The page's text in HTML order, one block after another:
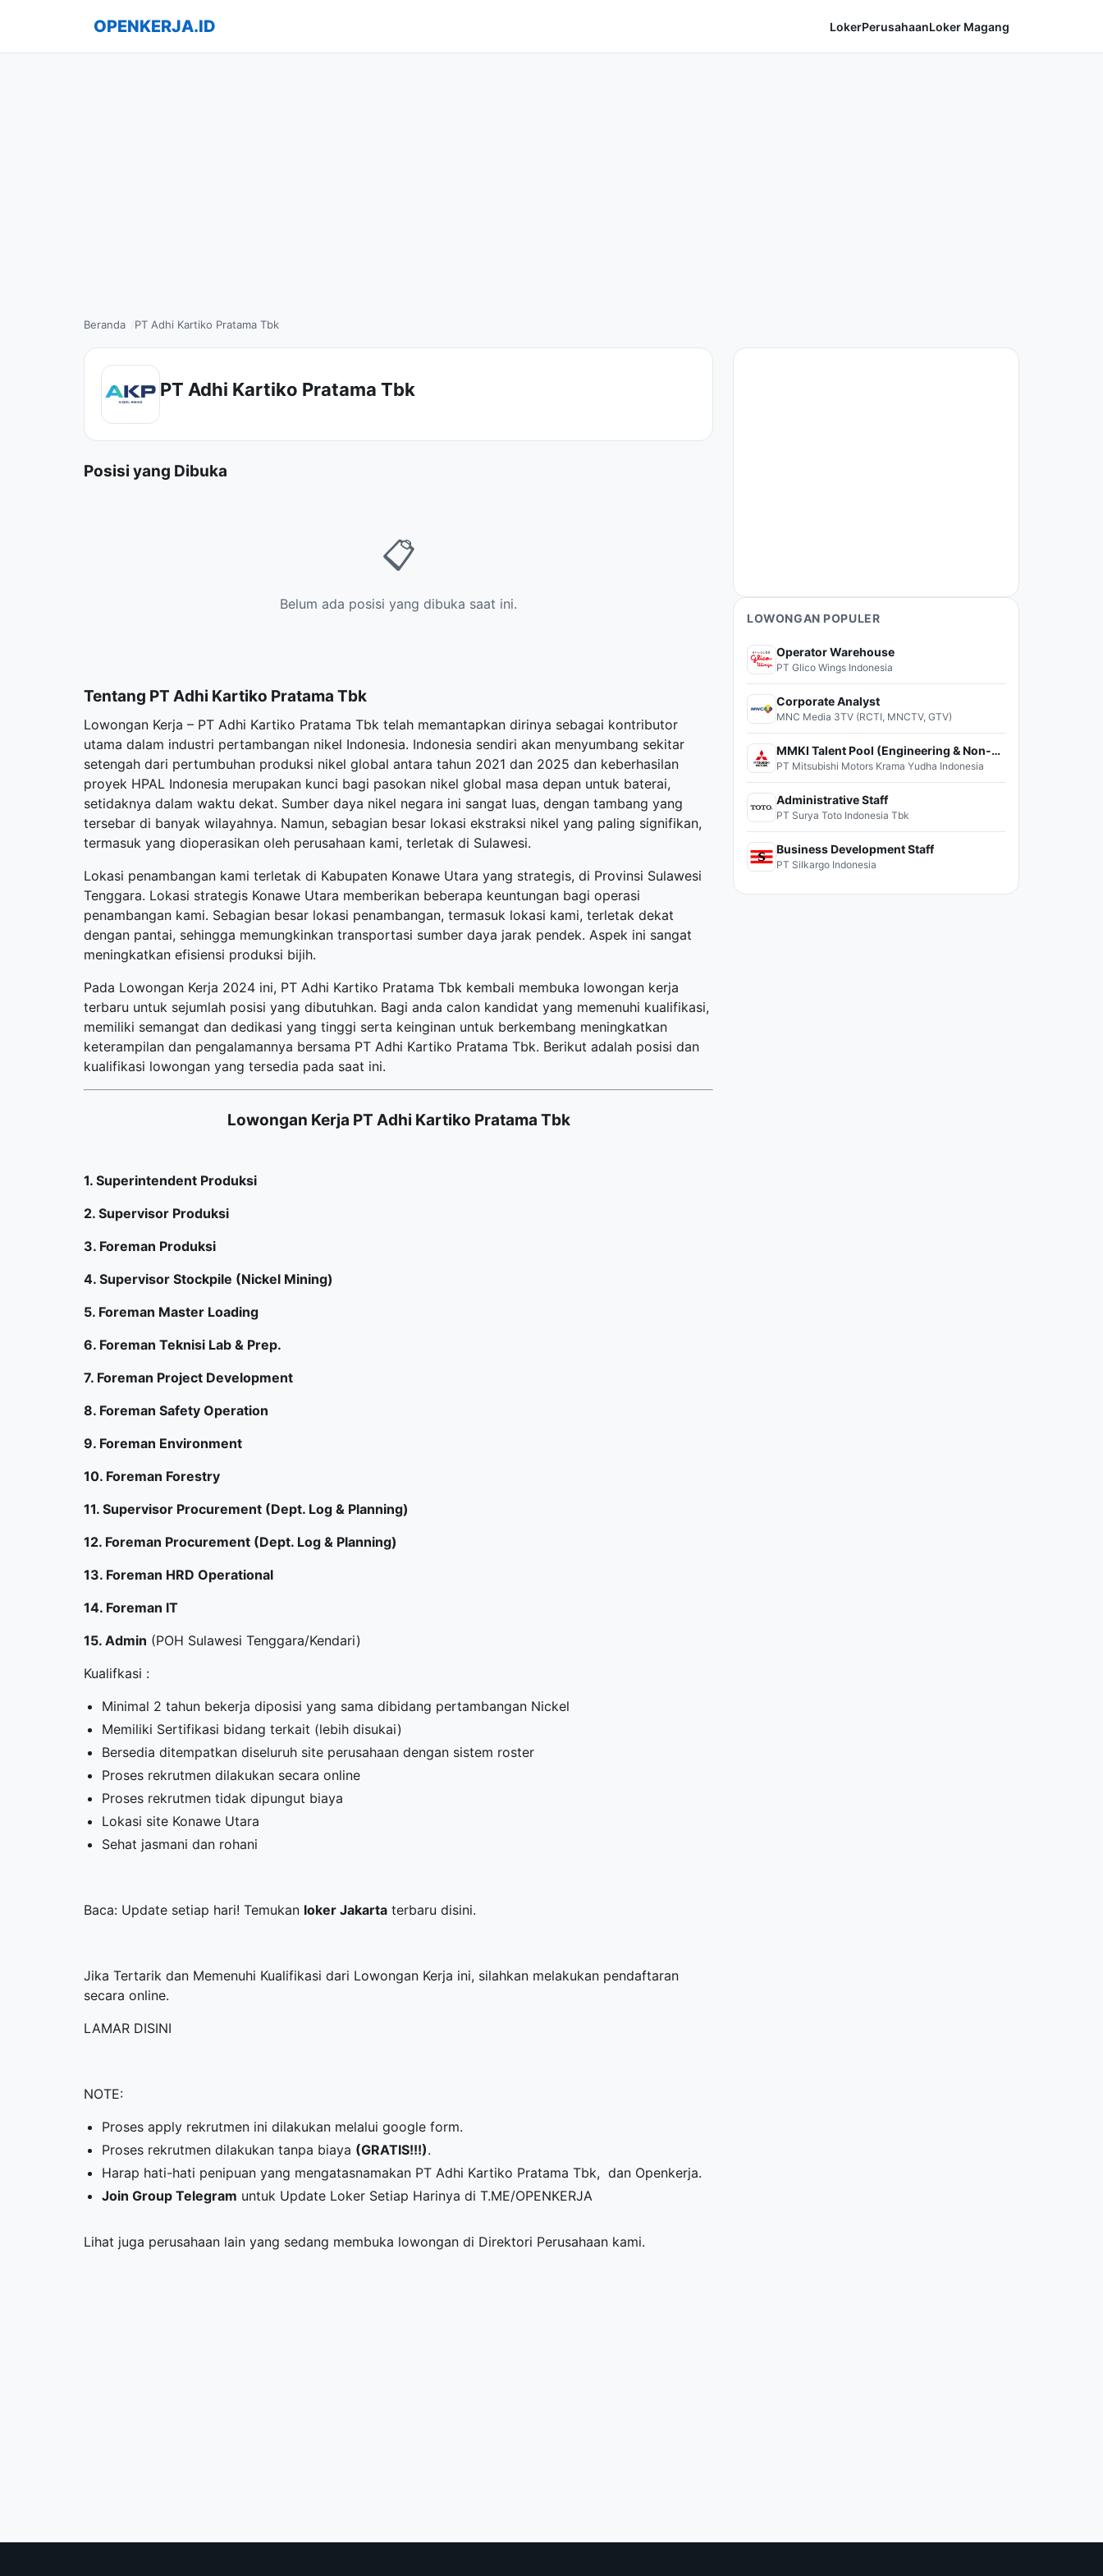
OPENKERJA.ID LokerPerusahaanLoker Magang
Beranda PT Adhi Kartiko Pratama Tbk
PT Adhi Kartiko Pratama Tbk
Posisi yang Dibuka
📋
Belum ada posisi yang dibuka saat ini.
Tentang PT Adhi Kartiko Pratama Tbk
Lowongan Kerja – PT Adhi Kartiko Pratama Tbk telah memantapkan dirinya sebagai kontributor
utama dalam industri pertambangan nikel Indonesia. Indonesia sendiri akan menyumbang sekitar
setengah dari pertumbuhan produksi nikel global antara tahun 2021 dan 2025 dan keberhasilan
proyek HPAL Indonesia merupakan kunci bagi pasokan nikel global masa depan untuk baterai,
setidaknya dalam waktu dekat. Sumber daya nikel negara ini sangat luas, dengan tambang yang
tersebar di banyak wilayahnya. Namun, sebagian besar lokasi ekstraksi nikel yang paling signifikan,
termasuk yang dioperasikan oleh perusahaan kami, terletak di Sulawesi.
Lokasi penambangan kami terletak di Kabupaten Konawe Utara yang strategis, di Provinsi Sulawesi
Tenggara. Lokasi strategis Konawe Utara memberikan beberapa keuntungan bagi operasi
penambangan kami. Sebagian besar lokasi penambangan, termasuk lokasi kami, terletak dekat
dengan pantai, sehingga memungkinkan transportasi sumber daya jarak pendek. Aspek ini sangat
meningkatkan efisiensi produksi bijih.
Pada Lowongan Kerja 2024 ini, PT Adhi Kartiko Pratama Tbk kembali membuka lowongan kerja
terbaru untuk sejumlah posisi yang dibutuhkan. Bagi anda calon kandidat yang memenuhi kualifikasi,
memiliki semangat dan dedikasi yang tinggi serta keinginan untuk berkembang meningkatkan
keterampilan dan pengalamannya bersama PT Adhi Kartiko Pratama Tbk. Berikut adalah posisi dan
kualifikasi lowongan yang tersedia pada saat ini.
Lowongan Kerja PT Adhi Kartiko Pratama Tbk
1. Superintendent Produksi
2. Supervisor Produksi
3. Foreman Produksi
4. Supervisor Stockpile (Nickel Mining)
5. Foreman Master Loading
6. Foreman Teknisi Lab & Prep.
7. Foreman Project Development
8. Foreman Safety Operation
9. Foreman Environment
10. Foreman Forestry
11. Supervisor Procurement (Dept. Log & Planning)
12. Foreman Procurement (Dept. Log & Planning)
13. Foreman HRD Operational
14. Foreman IT
15. Admin (POH Sulawesi Tenggara/Kendari)
Kualifkasi :
Minimal 2 tahun bekerja diposisi yang sama dibidang pertambangan Nickel
Memiliki Sertifikasi bidang terkait (lebih disukai)
Bersedia ditempatkan diseluruh site perusahaan dengan sistem roster
Proses rekrutmen dilakukan secara online
Proses rekrutmen tidak dipungut biaya
Lokasi site Konawe Utara
Sehat jasmani dan rohani
Baca: Update setiap hari! Temukan loker Jakarta terbaru disini.
Jika Tertarik dan Memenuhi Kualifikasi dari Lowongan Kerja ini, silahkan melakukan pendaftaran
secara online.
LAMAR DISINI
NOTE:
Proses apply rekrutmen ini dilakukan melalui google form.
Proses rekrutmen dilakukan tanpa biaya (GRATIS!!!).
Harap hati-hati penipuan yang mengatasnamakan PT Adhi Kartiko Pratama Tbk, dan Openkerja.
Join Group Telegram untuk Update Loker Setiap Harinya diT.ME/OPENKERJA
Lihat juga perusahaan lain yang sedang membuka lowongan di Direktori Perusahaan kami.
LOWONGAN POPULER
Operator Warehouse
PT Glico Wings Indonesia
Corporate Analyst
MNC Media 3TV (RCTI, MNCTV, GTV)
MMKI Talent Pool (Engineering & Non-Engineering)
PT Mitsubishi Motors Krama Yudha Indonesia
Administrative Staff
PT Surya Toto Indonesia Tbk
Business Development Staff
PT Silkargo Indonesia